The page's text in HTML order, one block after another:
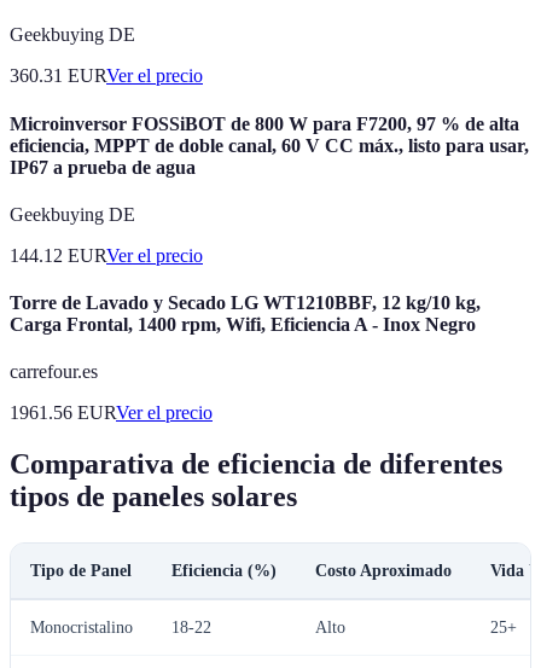
Geekbuying DE
360.31 EURVer el precio
Microinversor FOSSiBOT de 800 W para F7200, 97 % de alta
eficiencia, MPPT de doble canal, 60 V CC máx., listo para usar,
IP67 a prueba de agua
Geekbuying DE
144.12 EURVer el precio
Torre de Lavado y Secado LG WT1210BBF, 12 kg/10 kg,
Carga Frontal, 1400 rpm, Wifi, Eficiencia A - Inox Negro
carrefour.es
1961.56 EURVer el precio
Comparativa de eficiencia de diferentes
tipos de paneles solares
Tipo de Panel Eficiencia (%) Costo Aproximado Vida
Monocristalino 18-22 Alto 25+